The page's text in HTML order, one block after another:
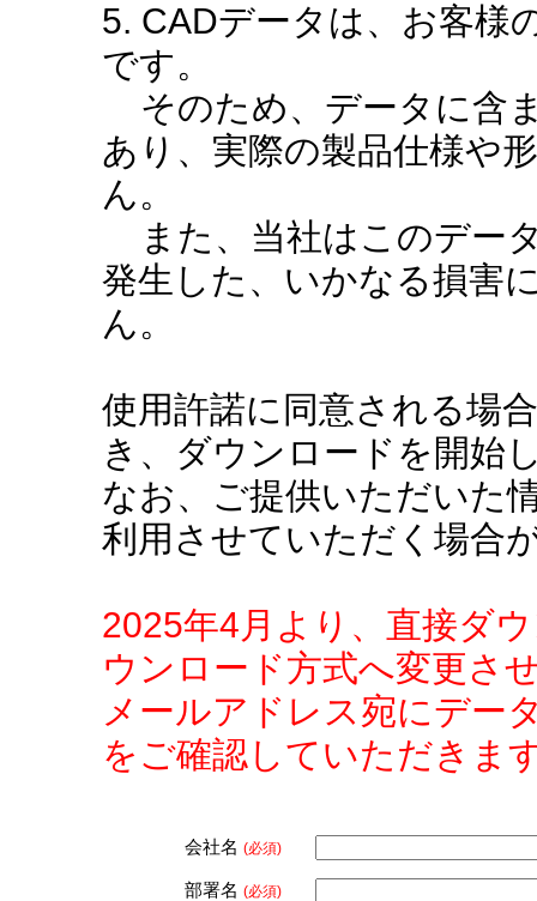
5. CADデータは、お客様
です。
そのため、データに含
あり、実際の製品仕様や
ん。
また、当社はこのデー
発生した、いかなる損害
ん。
使用許諾に同意される場
き、ダウンロードを開始
なお、ご提供いただいた
利用させていただく場合
2025年4月より、直接ダ
ウンロード方式へ変更さ
メールアドレス宛にデー
をご確認していただきま
会社名 (必須)
部署名 (必須)